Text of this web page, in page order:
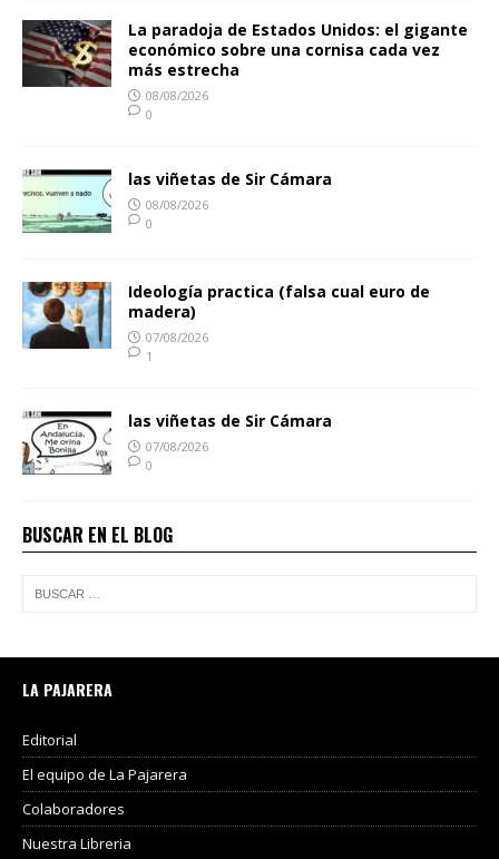
La paradoja de Estados Unidos: el gigante
económico sobre una cornisa cada vez
más estrecha
08/08/2026
0
las viñetas de Sir Cámara
08/08/2026
0
Ideología practica (falsa cual euro de
madera)
07/08/2026
1
las viñetas de Sir Cámara
07/08/2026
0
BUSCAR EN EL BLOG
LA PAJARERA
Editorial
El equipo de La Pajarera
Colaboradores
Nuestra Libreria